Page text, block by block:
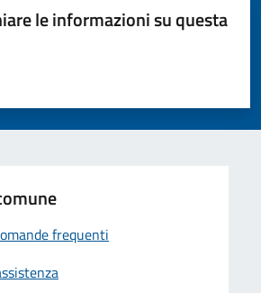
le informazioni su questa
5 stelle su 5
stelle su 5
su 5
5
frequenti